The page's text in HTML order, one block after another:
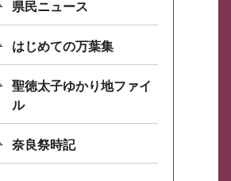
県民ニュース
はじめての万葉集
聖徳太子ゆかり地ファイ
ル
奈良祭時記